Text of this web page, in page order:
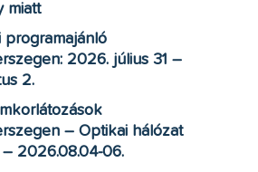
miatt
programajánló
2026. július 31 –
2.
– Optikai hálózat
2026.08.04-06.